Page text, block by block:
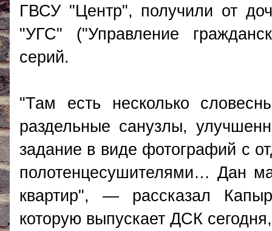
ГВСУ "Центр", получили от
"УГС" ("Управление
серий.
"Там есть несколько
раздельные санузлы,
задание в виде фотографий с
полотенцесушителями… Дан
квартир", — рассказал
которую выпускает ДСК